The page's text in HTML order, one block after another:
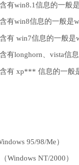
有win8.1信息的一般
有win8信息的一般是
有 win7信息的一般是
有longhorn、vista信
有 xp*** 信息的一般
95/98/Me）
Windows NT/2000）